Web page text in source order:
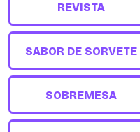
REVISTA
SABOR DE SORVETE
SOBREMESA